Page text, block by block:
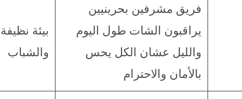
فريق مشرفين بحرينيين
يراقبون الشات طول اليوم
والليل عشان الكل يحس
بالأمان والاحترام
بيئة
والشباب